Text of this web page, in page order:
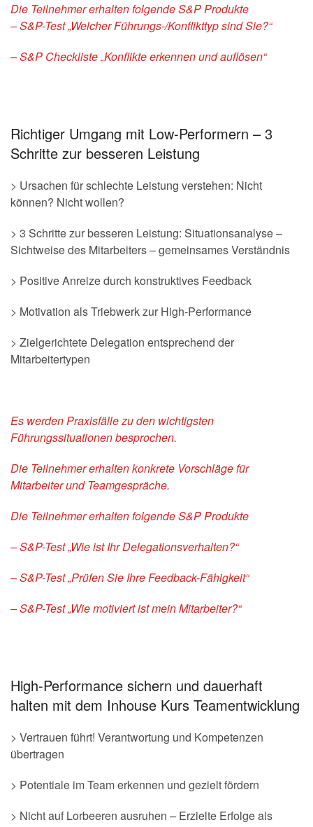
Die Teilnehmer erhalten folgende S&P Produkte
– S&P-Test „Welcher Führungs-/Konflikttyp sind Sie?“
– S&P Checkliste „Konflikte erkennen und auflösen“
Richtiger Umgang mit Low-Performern – 3
Schritte zur besseren Leistung
> Ursachen für schlechte Leistung verstehen: Nicht
können? Nicht wollen?
> 3 Schritte zur besseren Leistung: Situationsanalyse –
Sichtweise des Mitarbeiters – gemeinsames Verständnis
> Positive Anreize durch konstruktives Feedback
> Motivation als Triebwerk zur High-Performance
> Zielgerichtete Delegation entsprechend der
Mitarbeitertypen
Es werden Praxisfälle zu den wichtigsten
Führungssituationen besprochen.
Die Teilnehmer erhalten konkrete Vorschläge für
Mitarbeiter und Teamgespräche.
Die Teilnehmer erhalten folgende S&P Produkte
– S&P-Test „Wie ist Ihr Delegationsverhalten?“
– S&P-Test „Prüfen Sie Ihre Feedback-Fähigkeit“
– S&P-Test „Wie motiviert ist mein Mitarbeiter?“
High-Performance sichern und dauerhaft
halten mit dem Inhouse Kurs Teamentwicklung
> Vertrauen führt! Verantwortung und Kompetenzen
übertragen
> Potentiale im Team erkennen und gezielt fördern
> Nicht auf Lorbeeren ausruhen – Erzielte Erfolge als